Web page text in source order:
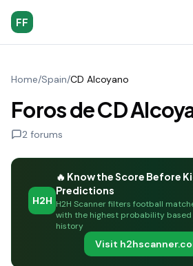
FF
Home/Spain/CD Alcoyano
Foros de CD
2 forums
H2H
🔥 Know the Score Before
Predictions
H2H Scanner filters football
with the highest probability
history
Visit